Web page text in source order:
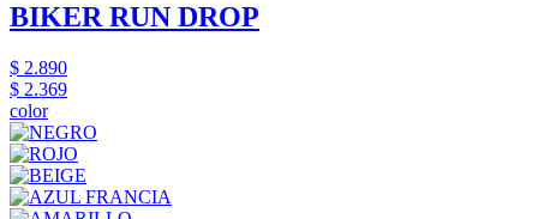
BIKER RUN DROP
$ 2.890
$ 2.369
color